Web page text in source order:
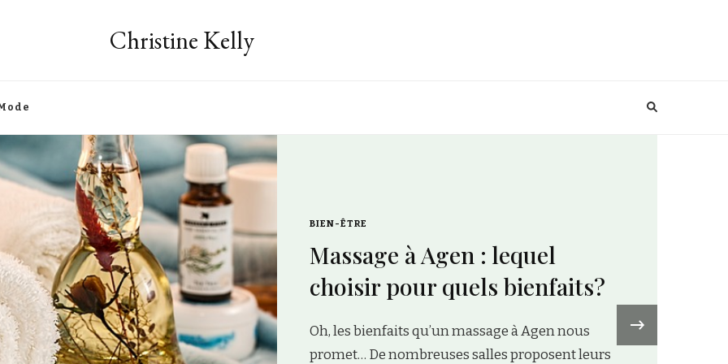
Christine Kelly
Plaisir et santé, les
du massage à Agen !
Si vous recherchez à la fois bien-être et